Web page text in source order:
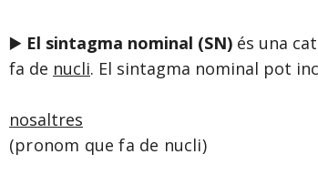
▶️ El sintagma nominal (SN) és una
fa de nucli. El sintagma nominal pot
nosaltres
(pronom que fa de nucli)